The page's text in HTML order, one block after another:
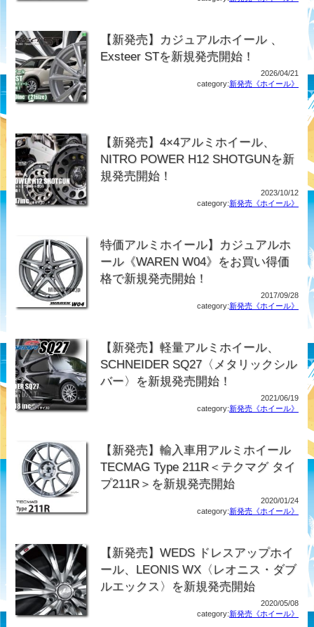
【新発売】カジュアルホイール 、
Exsteer STを新規発売開始！
2026/04/21
category:新発売《ホイール》
【新発売】4×4アルミホイール、
NITRO POWER H12 SHOTGUNを新
規発売開始！
2023/10/12
category:新発売《ホイール》
特価アルミホイール】カジュアルホ
ール《WAREN W04》をお買い得価
格で新規発売開始！
2017/09/28
category:新発売《ホイール》
【新発売】軽量アルミホイール、
SCHNEIDER SQ27〈メタリックシル
バー〉を新規発売開始！
2021/06/19
category:新発売《ホイール》
【新発売】輸入車用アルミホイール
TECMAG Type 211R＜テクマグ タイ
プ211R＞を新規発売開始
2020/01/24
category:新発売《ホイール》
【新発売】WEDS ドレスアップホイ
ール、LEONIS WX〈レオニス・ダブ
ルエックス〉を新規発売開始
2020/05/08
category:新発売《ホイール》